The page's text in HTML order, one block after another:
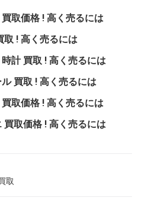
取価格 ! 高く売るには
取 ! 高く売るには
計 買取 ! 高く売るには
買取 ! 高く売るには
取価格 ! 高く売るには
買取価格 ! 高く売るには
取